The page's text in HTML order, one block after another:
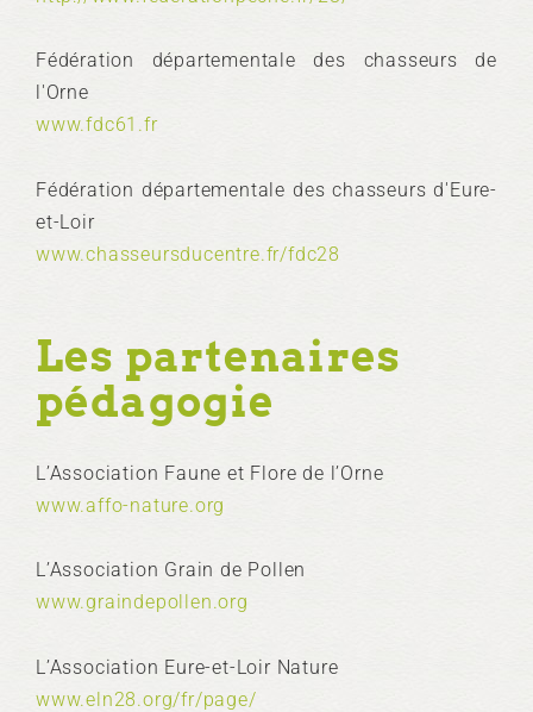
Fédération départementale des chasseurs de
l'Orne
www.fdc61.fr
Fédération départementale des chasseurs d'Eure-
et-Loir
www.chasseursducentre.fr/fdc28
Les partenaires
pédagogie
L’Association Faune et Flore de l’Orne
www.affo-nature.org
L’Association Grain de Pollen
www.graindepollen.org
L’Association Eure-et-Loir Nature
www.eln28.org/fr/page/